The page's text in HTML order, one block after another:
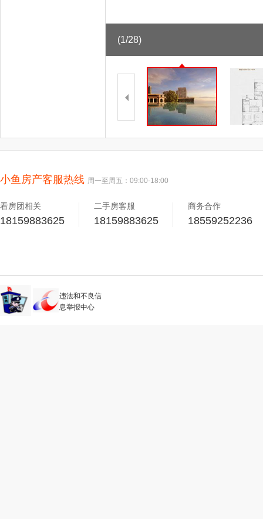
(1/28)
小鱼房产客服热线 周一至周五：09:00-18:00
看房团相关
18159883625
二手房客服
18159883625
商务合作
18559252236
违法和不良信
息举报中心